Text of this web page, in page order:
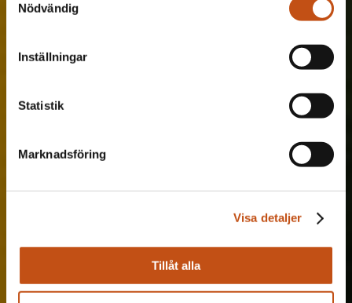
Nödvändig
Inställningar
Statistik
Marknadsföring
Visa detaljer
Tillåt alla